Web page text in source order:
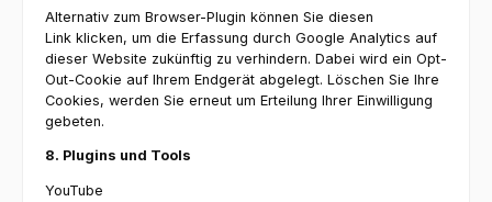
Alternativ zum Browser-Plugin können Sie diesen
Link klicken, um die Erfassung durch Google Analytics auf
dieser Website zukünftig zu verhindern. Dabei wird ein Opt-
Out-Cookie auf Ihrem Endgerät abgelegt. Löschen Sie Ihre
Cookies, werden Sie erneut um Erteilung Ihrer Einwilligung
gebeten.
8. Plugins und Tools
YouTube